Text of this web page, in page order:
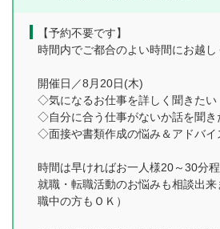
【予約不要です】
時間内でご都合のよい時間にお越し
開催日／8月20日(木)
◇気になるお仕事を詳しく聞きたい
◇自分に合う仕事がないか話を聞き
◇面接や書類作成の悩み＆アドバ
時間は早ければお一人様20～30分程
就職・転職活動のお悩みも相談出
職中の方もＯＫ）